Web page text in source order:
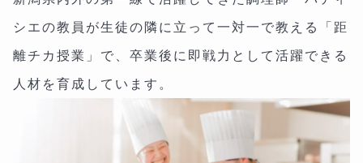
シエの教員が生徒の隣に立って一対一で教える「距
離チカ授業」で、卒業後に即戦力として活躍できる
人材を育成しています。